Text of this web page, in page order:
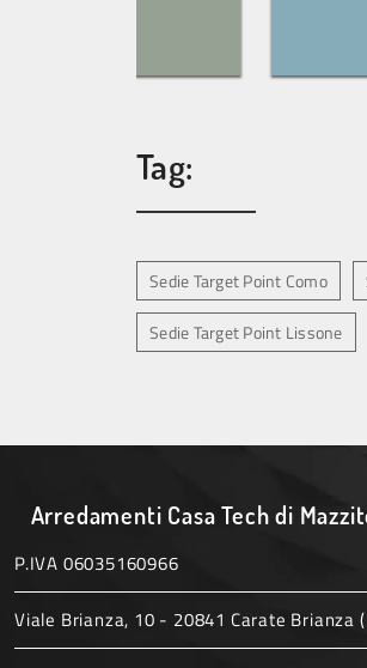
Tag:
Sedie Target Point Como
Sedie Target Point Lissone
Arredamenti Casa Tech di
P.IVA 06035160966
Viale Brianza, 10 - 20841 Carate Brianza